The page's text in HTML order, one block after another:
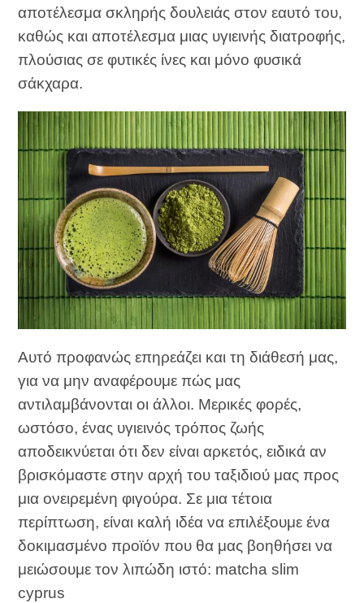
αποτέλεσμα σκληρής δουλειάς στον εαυτό του,
καθώς και αποτέλεσμα μιας υγιεινής διατροφής,
πλούσιας σε φυτικές ίνες και μόνο φυσικά
σάκχαρα.
Αυτό προφανώς επηρεάζει και τη διάθεσή μας,
για να μην αναφέρουμε πώς μας
αντιλαμβάνονται οι άλλοι. Μερικές φορές,
ωστόσο, ένας υγιεινός τρόπος ζωής
αποδεικνύεται ότι δεν είναι αρκετός, ειδικά αν
βρισκόμαστε στην αρχή του ταξιδιού μας προς
μια ονειρεμένη φιγούρα. Σε μια τέτοια
περίπτωση, είναι καλή ιδέα να επιλέξουμε ένα
δοκιμασμένο προϊόν που θα μας βοηθήσει να
μειώσουμε τον λιπώδη ιστό: matcha slim
cyprus